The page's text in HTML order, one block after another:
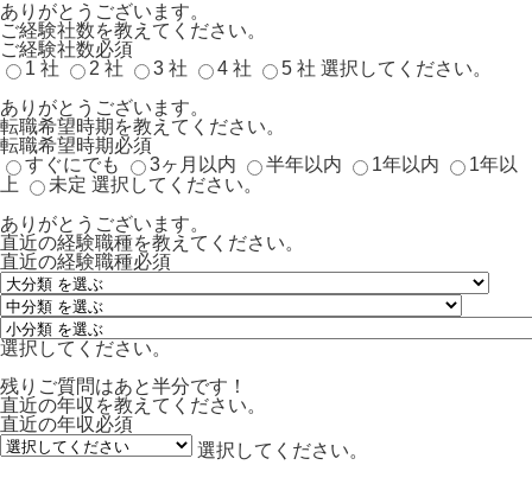
ありがとうございます。
ご経験社数を教えてください。
ご経験社数必須
1 社
2 社 3 社 4 社 5 社 選択してください。
ありがとうございます。
転職希望時期を教えてください。
転職希望時期必須
すぐにでも
3ヶ月以内 半年以内 1年以内
1年以
上
未定 選択してください。
ありがとうございます。
直近の経験職種を教えてください。
直近の経験職種必須
選択してください。
残りご質問はあと半分です！
直近の年収を教えてください。
直近の年収必須
選択してください。